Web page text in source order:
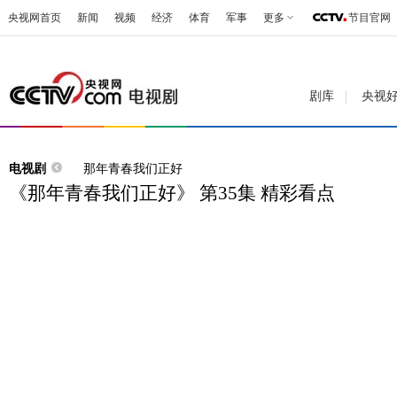
央视网首页 新闻 视频 经济 体育 军事 更多 节目官网
剧库 央视
电视剧 那年青春我们正好
《那年青春我们正好》 第35集 精彩看点